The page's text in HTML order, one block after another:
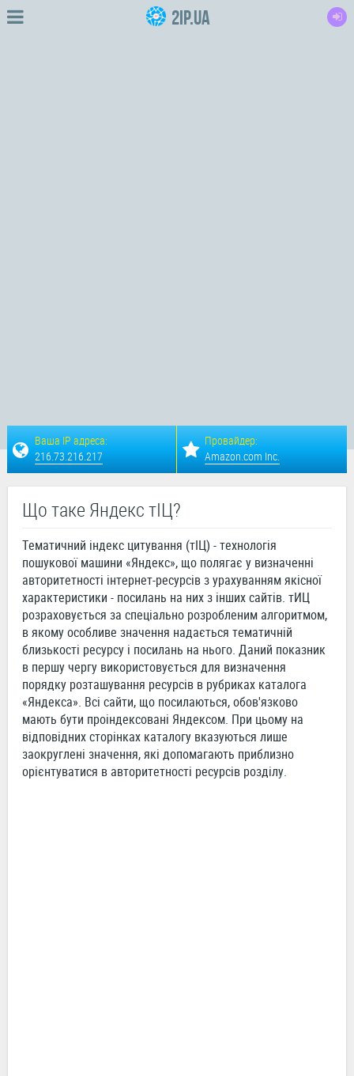
2IP.ua
Ваша IP адреса:
216.73.216.217
Провайдер:
Amazon.com Inc.
Що таке Яндекс тІЦ?
Тематичний індекс цитування (тІЦ) - технологія
пошукової машини «Яндекс», що полягає у визначенні
авторитетності інтернет-ресурсів з урахуванням якісної
характеристики - посилань на них з інших сайтів. тИЦ
розраховується за спеціально розробленим алгоритмом,
в якому особливе значення надається тематичній
близькості ресурсу і посилань на нього. Даний показник
в першу чергу використовується для визначення
порядку розташування ресурсів в рубриках каталога
«Яндекса». Всі сайти, що посилаються, обов'язково
мають бути проіндексовані Яндексом. При цьому на
відповідних сторінках каталогу вказуються лише
заокруглені значення, які допомагають приблизно
орієнтуватися в авторитетності ресурсів розділу.